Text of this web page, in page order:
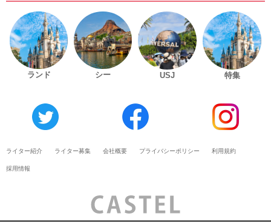
ランド シー USJ 特集
ライター紹介 ライター募集 会社概要 プライバシーポリシー 利用規約
採用情報